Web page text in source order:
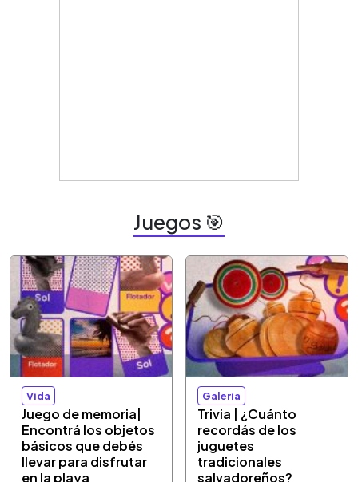
Juegos 🎯
Vida
Juego de memoria|
Encontrá los objetos
básicos que debés
llevar para disfrutar
en la playa
Galeria
Trivia | ¿Cuánto
recordás de los
juguetes
tradicionales
salvadoreños?